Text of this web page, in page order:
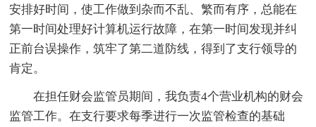
安排好时间，使工作做到杂而不乱、繁而有序，总能在
第一时间处理好计算机运行故障，在第一时间发现并纠
正前台误操作，筑牢了第二道防线，得到了支行领导的
肯定。
在担任财会监管员期间，我负责4个营业机构的财会
监管工作。在支行要求每季进行一次监管检查的基础